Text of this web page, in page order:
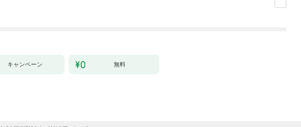
キャンペーン 無料